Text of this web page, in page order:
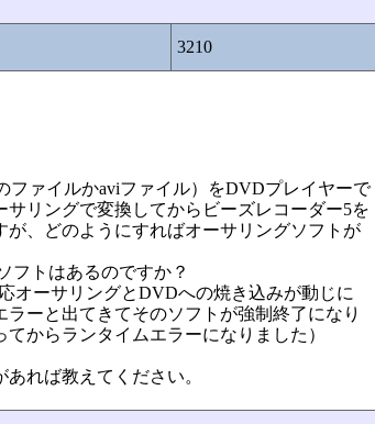
3210
ファイルかaviファイル）をDVDプレイヤーで
リングで変換してからビーズレコーダー5を
、どのようにすればオーサリングソフトが
フトはあるのですか？
オーサリングとDVDへの焼き込みが動じに
ーと出てきてそのソフトが強制終了になり
からランタイムエラーになりました）
れば教えてください。